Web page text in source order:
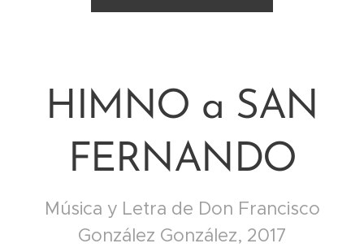
HIMNO a SAN
FERNANDO
Música y Letra de Don Francisco
González González, 2017